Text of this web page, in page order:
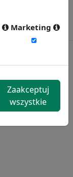
Marketing
Zaakceptuj
wszystkie